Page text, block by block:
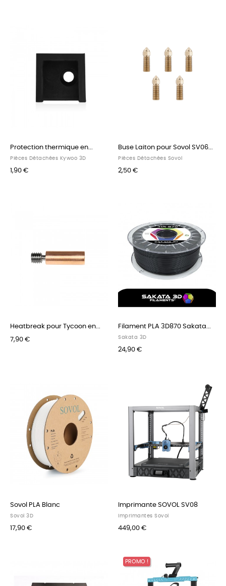
Protection thermique en...
Pièces Détachées Kywoo 3D
1,90 €
Buse Laiton pour Sovol SV06...
Pièces Détachées Sovol
2,50 €
Heatbreak pour Tycoon en...
7,90 €
Filament PLA 3D870 Sakata...
Sakata 3D
24,90 €
Sovol PLA Blanc
Sovol 3D
17,90 €
Imprimante SOVOL SV08
Imprimantes Sovol
449,00 €
PROMO !